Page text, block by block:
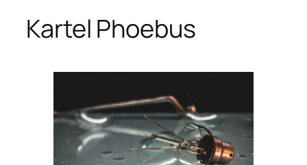
Kartel Phoebus